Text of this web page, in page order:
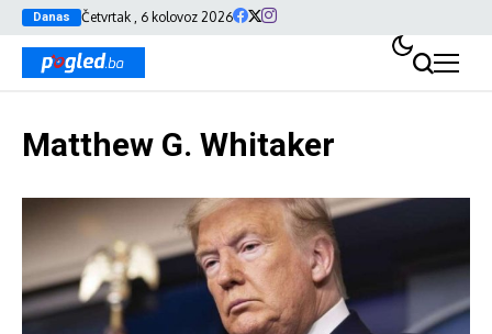
Danas Četvrtak , 6 kolovoz 2026
Matthew G. Whitaker